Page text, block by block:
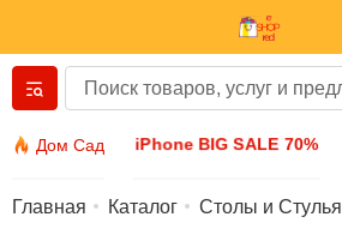
Дом Сад iPhone BIG SALE 70%
Вернуться назад
Главная Каталог Столы и Стулья